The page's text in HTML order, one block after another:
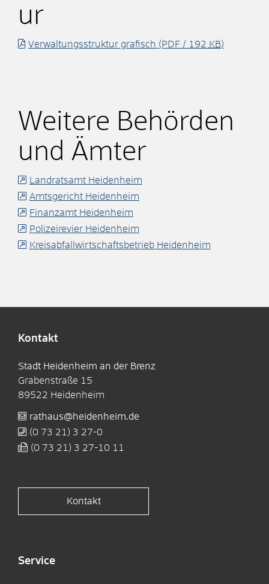
ur
Verwaltungsstruktur grafisch (PDF / 192 KB)
Weitere Behörden
und Ämter
Landratsamt Heidenheim
Amtsgericht Heidenheim
Finanzamt Heidenheim
Polizeirevier Heidenheim
Kreisabfallwirtschaftsbetrieb Heidenheim
Kontakt
Stadt Heidenheim an der Brenz
Grabenstraße 15
89522 Heidenheim
rathaus@heidenheim.de
(0 73 21) 3 27-0
(0 73 21) 3 27-10 11
Kontakt
Service